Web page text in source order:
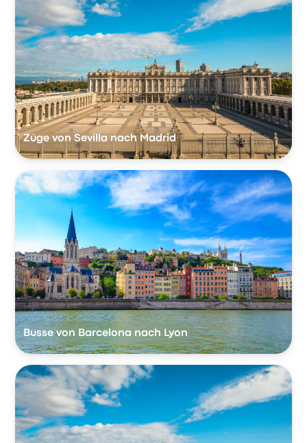
Züge von Sevilla nach Madrid
Busse von Barcelona nach Lyon